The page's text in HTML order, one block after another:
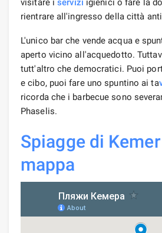
visitare iservizi igienici o fare la
rientrare all'ingresso della città
L'unico bar che vende acqua e
aperto vicino all'acquedotto.
tutt'altro che democratici. Puoi
e cibo, puoi fare uno spuntino ai ta
ricorda che i barbecue sono
Phaselis.
Spiagge di Kemer
mappa